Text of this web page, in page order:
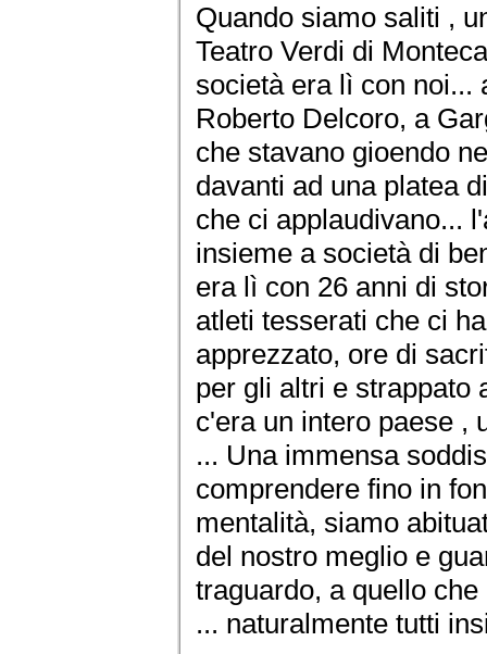
Quando siamo saliti ,
Teatro Verdi di
società era lì con noi...
Roberto Delcoro, a
che stavano gioendo
davanti ad una platea
che ci applaudivano...
insieme a società di
era lì con 26 anni di
atleti tesserati che ci
apprezzato, ore di
per gli altri e strappato
c'era un intero paese ,
... Una immensa
comprendere fino in
mentalità, siamo
del nostro meglio e
traguardo, a quello
... naturalmente tutti